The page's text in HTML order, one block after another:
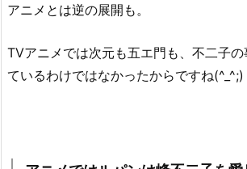
アニメとは逆の展開も。
TVアニメでは次元も五エ門も、不二子
ているわけではなかったからですね(^_^;)